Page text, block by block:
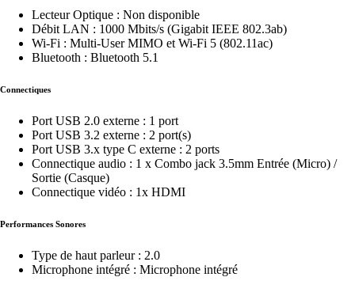
Lecteur Optique : Non disponible
Débit LAN : 1000 Mbits/s (Gigabit IEEE 802.3ab)
Wi-Fi : Multi-User MIMO et Wi-Fi 5 (802.11ac)
Bluetooth : Bluetooth 5.1
Connectiques
Port USB 2.0 externe : 1 port
Port USB 3.2 externe : 2 port(s)
Port USB 3.x type C externe : 2 ports
Connectique audio : 1 x Combo jack 3.5mm Entrée (Micro) /
Sortie (Casque)
Connectique vidéo : 1x HDMI
Performances Sonores
Type de haut parleur : 2.0
Microphone intégré : Microphone intégré